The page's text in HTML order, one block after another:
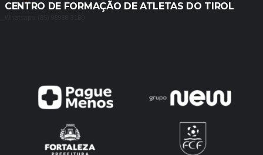
CENTRO DE FORMAÇÃO DE ATLETAS DO TIROL